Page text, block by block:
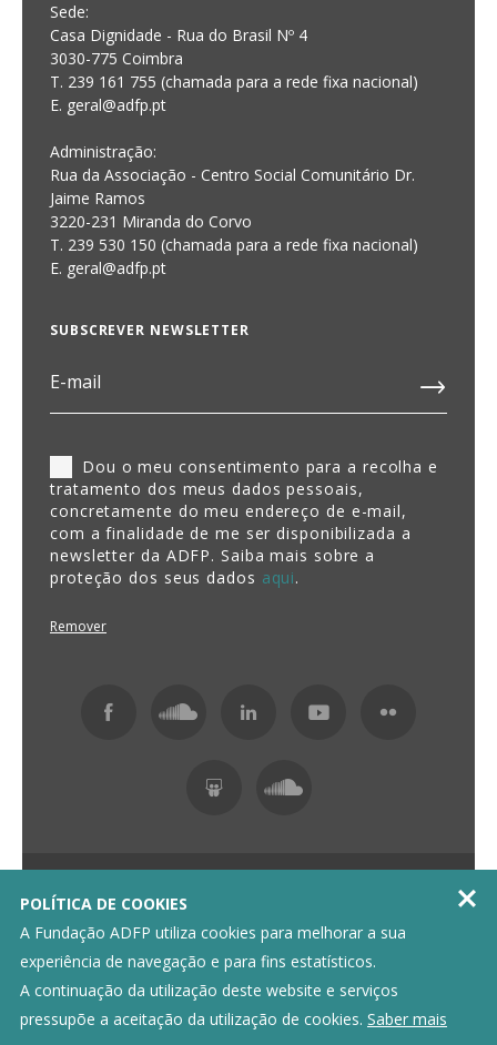
POLÍTICA DE COOKIES
A Fundação ADFP utiliza cookies para melhorar a sua
experiência de navegação e para fins estatísticos.
A continuação da utilização deste website e serviços
pressupõe a aceitação da utilização de cookies. Saber mais

Sede:
Casa Dignidade - Rua do Brasil Nº 4
3030-775 Coimbra
T. 239 161 755 (chamada para a rede fixa nacional)
E. geral@adfp.pt
Administração:
Rua da Associação - Centro Social Comunitário Dr.
Jaime Ramos
3220-231 Miranda do Corvo
T. 239 530 150 (chamada para a rede fixa nacional)
E. geral@adfp.pt
SUBSCREVER NEWSLETTER
Dou o meu consentimento para a recolha e
tratamento dos meus dados pessoais,
concretamente do meu endereço de e-mail,
com a finalidade de me ser disponibilizada a
newsletter da ADFP. Saiba mais sobre a
proteção dos seus dados aqui.
Remover
Política de Privacidade